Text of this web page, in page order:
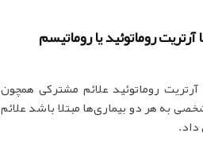
روماتوئید یا روماتیسم
آرتریت روماتوئید علائم مشترکی همچون
به هر دو بیماری‌ها مبتلا باشد علائم